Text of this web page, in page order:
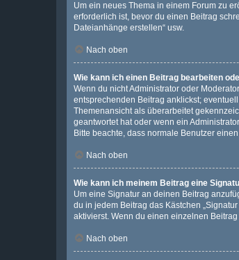
Um ein neues Thema in einem Forum zu
erforderlich ist, bevor du einen Beitrag
Dateianhänge erstellen“ usw.
Nach oben
Wie kann ich einen Beitrag bearbeiten
Wenn du nicht Administrator oder
entsprechenden Beitrag anklickst;
Themenansicht als überarbeitet
geantwortet hat oder wenn ein
Bitte beachte, dass normale Benutzer
Nach oben
Wie kann ich meinem Beitrag eine
Um eine Signatur an deinen Beitrag
du in jedem Beitrag das Kästchen
aktivierst. Wenn du einen einzelnen
Nach oben